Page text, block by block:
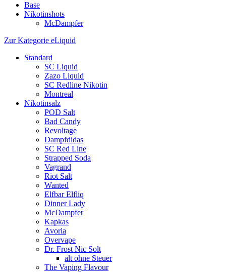
Base
Nikotinshots
McDampfer
Zur Kategorie eLiquid
Standard
SC Liquid
Zazo Liquid
SC Redline Nikotin
Montreal
Nikotinsalz
POD Salt
Bad Candy
Revoltage
Dampfdidas
SC Red Line
Strapped Soda
Vagrand
Riot Salt
Wanted
Elfbar Elfliq
Dinner Lady
McDampfer
Kapkas
Avoria
Overvape
Dr. Frost Nic Solt
alt ohne Steuer
The Vaping Flavour